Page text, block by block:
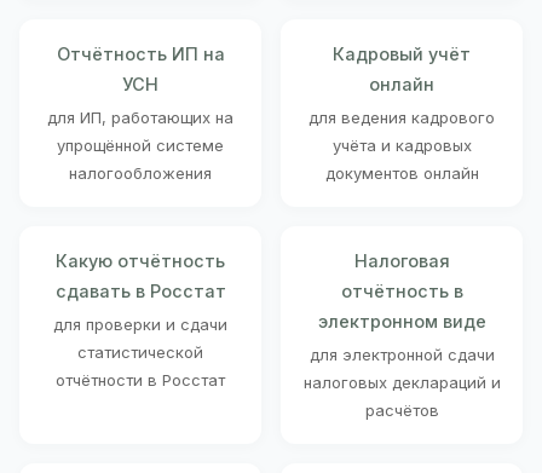
Отчётность ИП на
УСН
для ИП, работающих на
упрощённой системе
налогообложения
Кадровый учёт
онлайн
для ведения кадрового
учёта и кадровых
документов онлайн
Какую отчётность
сдавать в Росстат
для проверки и сдачи
статистической
отчётности в Росстат
Налоговая
отчётность в
электронном виде
для электронной сдачи
налоговых деклараций и
расчётов